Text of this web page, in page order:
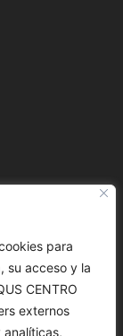
para
su acceso y la
CENTRO
externos